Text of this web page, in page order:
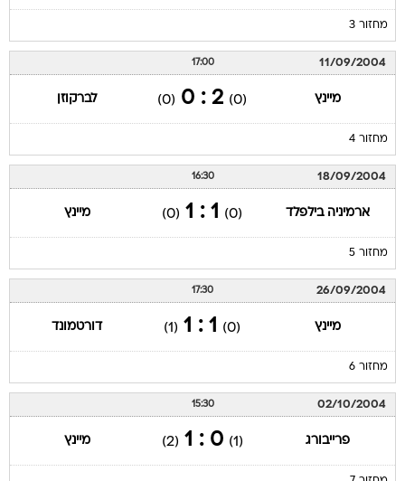
מחזור 3
11/09/2004
17:00
מיינץ (0)
2 : 0
(0) לברקוזן
מחזור 4
18/09/2004
16:30
ארמיניה בילפלד (0)
1 : 1
(0) מיינץ
מחזור 5
26/09/2004
17:30
מיינץ (0)
1 : 1
(1) דורטמונד
מחזור 6
02/10/2004
15:30
פרייבורג (1)
0 : 1
(2) מיינץ